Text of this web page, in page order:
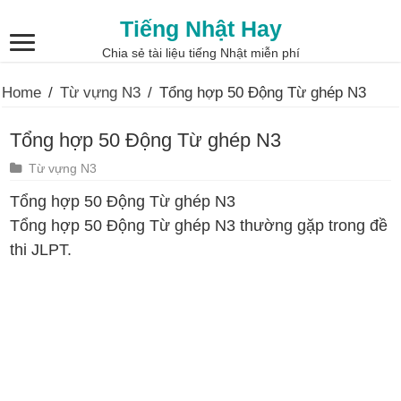
Tiếng Nhật Hay
Chia sẻ tài liệu tiếng Nhật miễn phí
Home / Từ vựng N3 / Tổng hợp 50 Động Từ ghép N3
Tổng hợp 50 Động Từ ghép N3
Từ vựng N3
Tổng hợp 50 Động Từ ghép N3
Tổng hợp 50 Động Từ ghép N3 thường gặp trong đề
thi JLPT.